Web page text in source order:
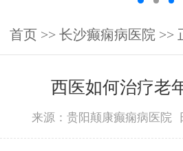
首页 >> 长沙癫痫病医院 >>
西医如何治疗老
来源：贵阳颠康癫痫病医院